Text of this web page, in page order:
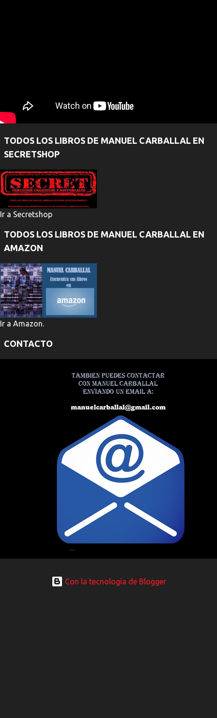
TODOS LOS LIBROS DE MANUEL CARBALLAL EN
SECRETSHOP
Ir a Secretshop
TODOS LOS LIBROS DE MANUEL CARBALLAL EN
AMAZON
Ir a Amazon.
CONTACTO
Con la tecnología de Blogger